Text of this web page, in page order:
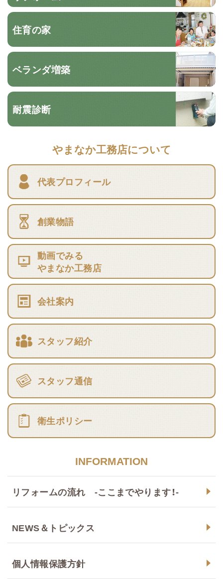
住育の家
ベランダ増築
耐震診断
やまなか工務店について
代表プロフィール
創業物語
動画でみる
やまなか工務店
会社案内
スタッフ紹介
スタッフ通信
衛生ポリシー
INFORMATION
リフォームの流れ -ここまでやります！-
NEWS＆トピックス
個人情報保護方針